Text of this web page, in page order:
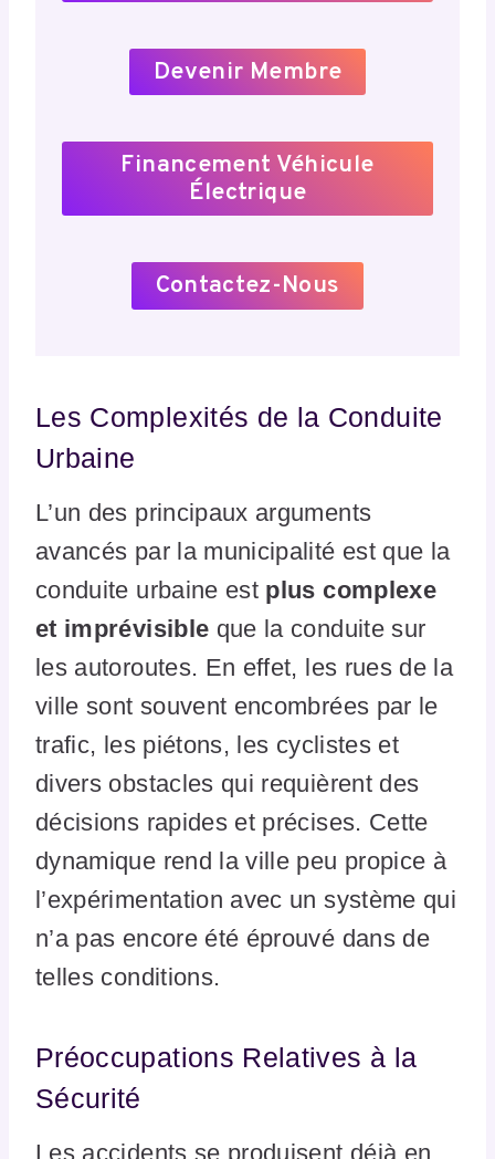
Devenir Membre
Financement Véhicule
Électrique
Contactez-Nous
Les Complexités de la Conduite
Urbaine
L’un des principaux arguments
avancés par la municipalité est que la
conduite urbaine est plus complexe
et imprévisible que la conduite sur
les autoroutes. En effet, les rues de la
ville sont souvent encombrées par le
trafic, les piétons, les cyclistes et
divers obstacles qui requièrent des
décisions rapides et précises. Cette
dynamique rend la ville peu propice à
l’expérimentation avec un système qui
n’a pas encore été éprouvé dans de
telles conditions.
Préoccupations Relatives à la
Sécurité
Les accidents se produisent déjà en